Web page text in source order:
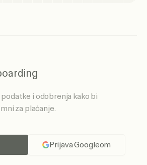
i odobrenja kako bi
za plaćanje.
Prijava Googleom